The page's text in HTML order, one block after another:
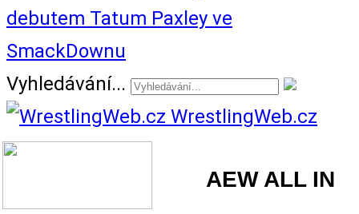
debutem Tatum Paxley ve
SmackDownu
Vyhledávání...
WrestlingWeb.cz
AEW ALL IN